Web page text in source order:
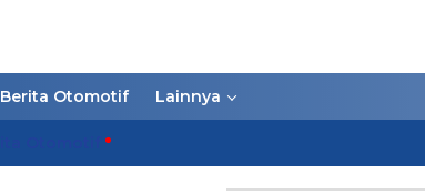
Berita Otomotif Lainnya